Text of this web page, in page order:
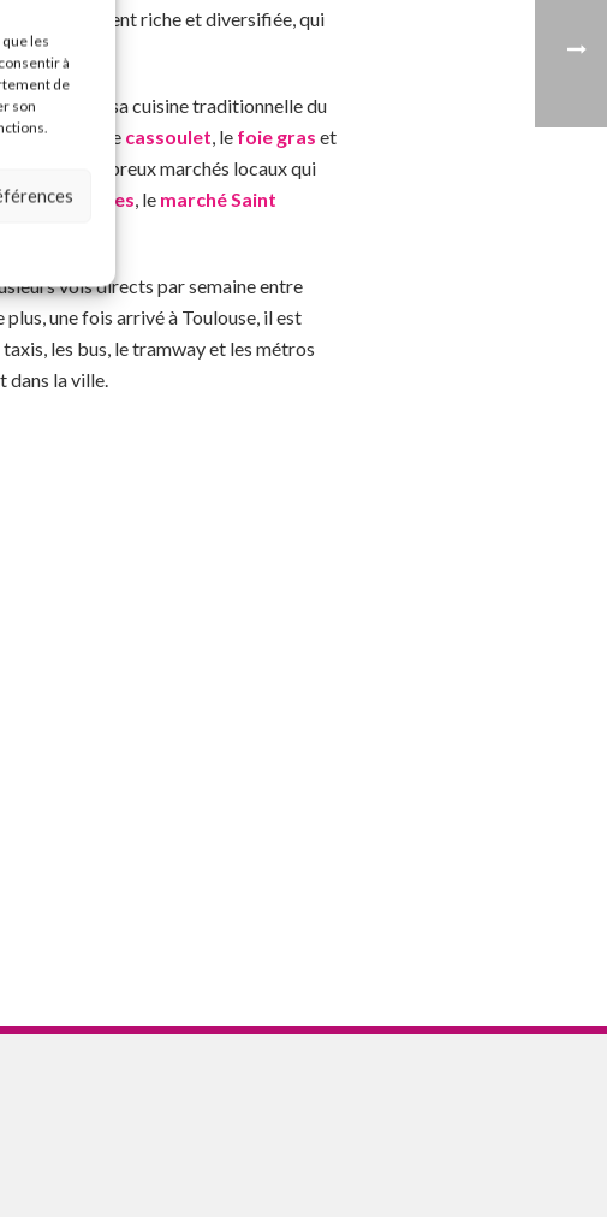
les
à
de
son
incroyablement riche et diversifiée, qui
pour sa cuisine traditionnelle du
telles que le cassoulet, le foie gras et
de nombreux marchés locaux qui
des Carmes, le marché Saint
vols directs par semaine entre
plus, une fois arrivé à Toulouse, il est
les bus, le tramway et les métros
dans la ville.